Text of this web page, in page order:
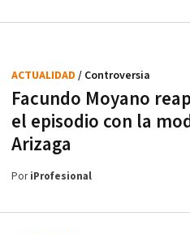
Facundo Moyano
el episodio con la
Arizaga
ACTUALIDAD / Controversia
PoriProfesional